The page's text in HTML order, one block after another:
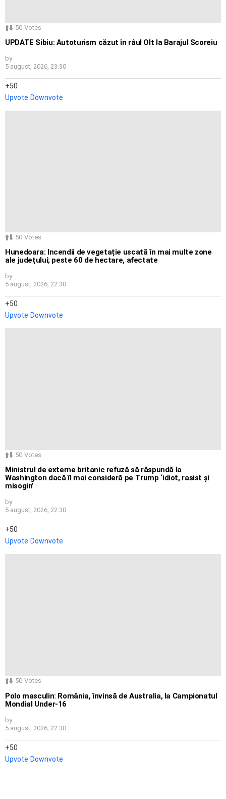
50 Votes
UPDATE Sibiu: Autoturism căzut în râul Olt la Barajul Scoreiu
by
5 august, 2026, 23:30
50
Upvote Downvote
50 Votes
Hunedoara: Incendii de vegetație uscată în mai multe zone
ale județului; peste 60 de hectare, afectate
by
5 august, 2026, 22:30
50
Upvote Downvote
50 Votes
Ministrul de externe britanic refuză să răspundă la
Washington dacă îl mai consideră pe Trump ‘idiot, rasist și
misogin’
by
5 august, 2026, 22:30
50
Upvote Downvote
50 Votes
Polo masculin: România, învinsă de Australia, la Campionatul
Mondial Under-16
by
5 august, 2026, 22:30
50
Upvote Downvote